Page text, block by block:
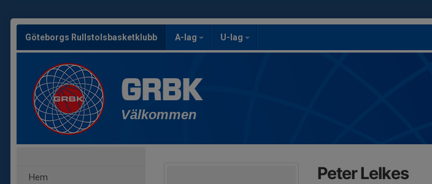
Göteborgs Rullstolsbasketklubb A-lag U-lag
GRBK
Välkommen
Hem Peter Lelkes